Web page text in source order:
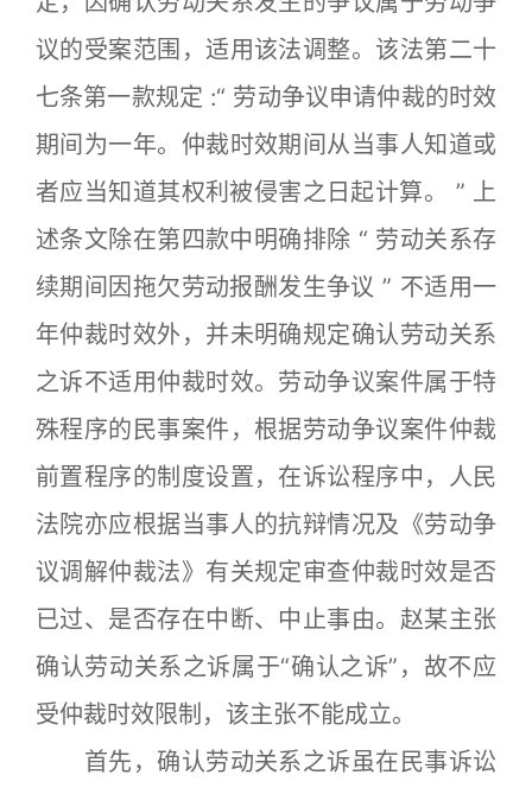
议的受案范围，适用该法调整。该法第二十
七条第一款规定 :“ 劳动争议申请仲裁的时效
期间为一年。仲裁时效期间从当事人知道或
者应当知道其权利被侵害之日起计算。 ” 上
述条文除在第四款中明确排除 “ 劳动关系存
续期间因拖欠劳动报酬发生争议 ” 不适用一
年仲裁时效外，并未明确规定确认劳动关系
之诉不适用仲裁时效。劳动争议案件属于特
殊程序的民事案件，根据劳动争议案件仲裁
前置程序的制度设置，在诉讼程序中，人民
法院亦应根据当事人的抗辩情况及《劳动争
议调解仲裁法》有关规定审查仲裁时效是否
已过、是否存在中断、中止事由。赵某主张
确认劳动关系之诉属于“确认之诉”，故不应
受仲裁时效限制，该主张不能成立。
首先，确认劳动关系之诉虽在民事诉讼